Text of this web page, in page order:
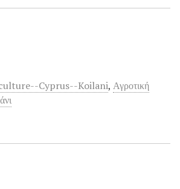
Cyprus--Koilani,Αγροτική